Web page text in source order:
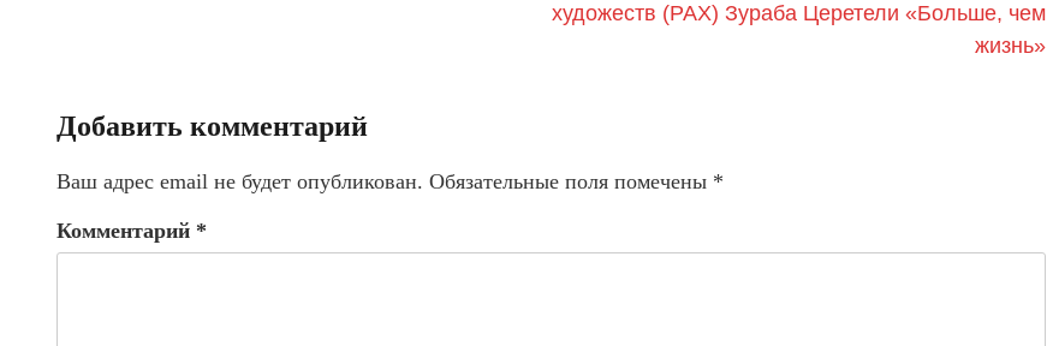
художеств (РАХ) Зураба Церетели «Больше, чем
жизнь»
Добавить комментарий
Ваш адрес email не будет опубликован. Обязательные поля помечены *
Комментарий *